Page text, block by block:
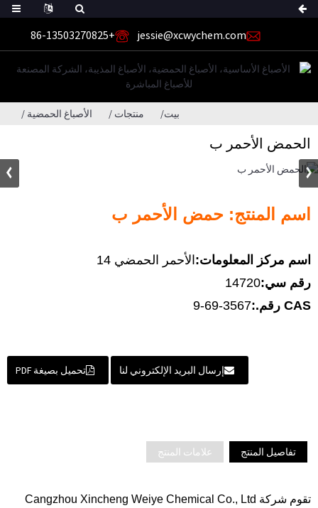
jessie@xcwychem.com
+86-13503270825
بيت منتجات الأصباغ الحمضية
الحمض الأحمر ب
اسم المنتج: حمض الأحمر ب
اسم مركز المعلومات: الأحمر الحمضي 14
رقم سي:14720
CAS رقم.:
3567-69-9
إرسال البريد الإلكتروني لنا تحميل بصيغة PDF
تفاصيل المنتج علامات المنتج
تقوم شركة Cangzhou Xincheng Weiye Chemical Co., Ltd